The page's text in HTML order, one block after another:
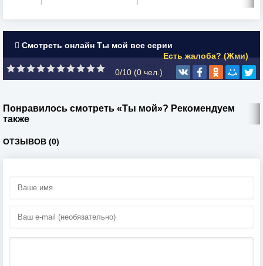
Смотреть онлайн Ты мой все серии
Есть жалоба? (Жми)
0/10 (0 чел.)
Понравилось смотреть «Ты мой»? Рекомендуем
также
ОТЗЫВОВ (0)